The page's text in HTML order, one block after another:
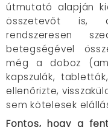
útmutató alapján
összetevőt is,
rendszeresen
betegségével
még a doboz
kapszulák,
ellenőrizte,
sem kötelesek
Fontos, hogy a